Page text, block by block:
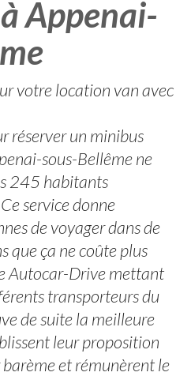
Appenai-
votre location van avec
réserver un minibus
sous-Bellême ne
245 habitants
service donne
de voyager dans de
que ça ne coûte plus
Autocar-Drive mettant
transporteurs du
de suite la meilleure
leur proposition
et rémunèrent le